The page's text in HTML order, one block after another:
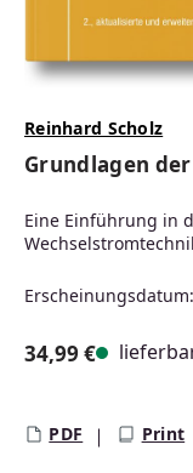
Reinhard Scholz
Grundlagen
Eine Einführung in
34,99 €
PDF Print